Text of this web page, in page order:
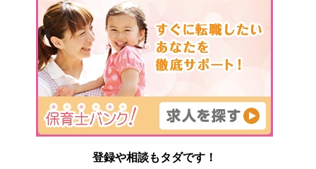
登録や相談もタダです！